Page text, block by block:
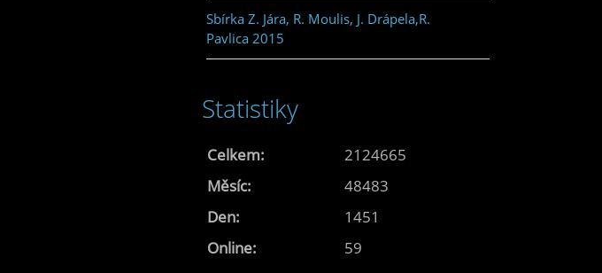
Sbírka Z. Jára, R. Moulis, J. Drápela,R.
Pavlica 2015
Statistiky
Online: 59
Celkem:
2124665
Měsíc:
48483
Den:
1451